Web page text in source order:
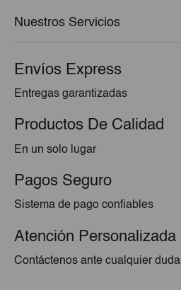
Nuestros Servicios
Envíos Express
Entregas garantizadas
Productos De Calidad
En un solo lugar
Pagos Seguro
Sistema de pago confiables
Atención Personalizada
Contáctenos ante cualquier duda